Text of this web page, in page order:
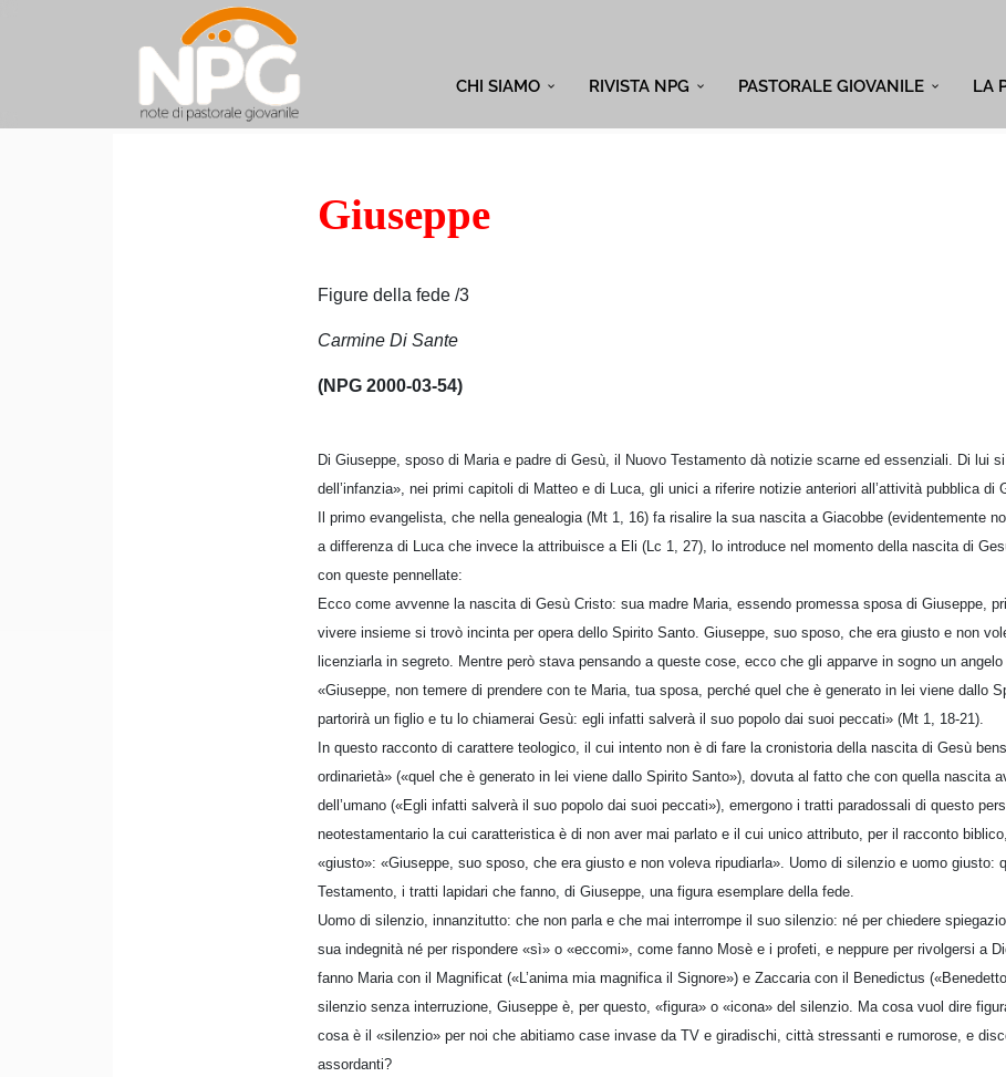
CHI SIAMO RIVISTA NPG PASTORALE GIOVANILE LA
Giuseppe
Figure della fede /3
Carmine Di Sante
(NPG 2000-03-54)
Di Giuseppe, sposo di Maria e padre di Gesù, il Nuovo Testamento dà notizie scarne ed essenziali. Di lui
dell’infanzia», nei primi capitoli di Matteo e di Luca, gli unici a riferire notizie anteriori all’attività pubblica di
Il primo evangelista, che nella genealogia (Mt 1, 16) fa risalire la sua nascita a Giacobbe (evidentemente
a differenza di Luca che invece la attribuisce a Eli (Lc 1, 27), lo introduce nel momento della nascita di
con queste pennellate:
Ecco come avvenne la nascita di Gesù Cristo: sua madre Maria, essendo promessa sposa di Giuseppe,
vivere insieme si trovò incinta per opera dello Spirito Santo. Giuseppe, suo sposo, che era giusto e non
licenziarla in segreto. Mentre però stava pensando a queste cose, ecco che gli apparve in sogno un
«Giuseppe, non temere di prendere con te Maria, tua sposa, perché quel che è generato in lei viene dallo
partorirà un figlio e tu lo chiamerai Gesù: egli infatti salverà il suo popolo dai suoi peccati» (Mt 1, 18-21).
In questo racconto di carattere teologico, il cui intento non è di fare la cronistoria della nascita di Gesù
ordinarietà» («quel che è generato in lei viene dallo Spirito Santo»), dovuta al fatto che con quella nascita
dell’umano («Egli infatti salverà il suo popolo dai suoi peccati»), emergono i tratti paradossali di questo
neotestamentario la cui caratteristica è di non aver mai parlato e il cui unico attributo, per il racconto
«giusto»: «Giuseppe, suo sposo, che era giusto e non voleva ripudiarla». Uomo di silenzio e uomo giusto:
Testamento, i tratti lapidari che fanno, di Giuseppe, una figura esemplare della fede.
Uomo di silenzio, innanzitutto: che non parla e che mai interrompe il suo silenzio: né per chiedere
sua indegnità né per rispondere «sì» o «eccomi», come fanno Mosè e i profeti, e neppure per rivolgersi a
fanno Maria con il Magnificat («L’anima mia magnifica il Signore») e Zaccaria con il Benedictus
silenzio senza interruzione, Giuseppe è, per questo, «figura» o «icona» del silenzio. Ma cosa vuol dire
cosa è il «silenzio» per noi che abitiamo case invase da TV e giradischi, città stressanti e rumorose, e
assordanti?